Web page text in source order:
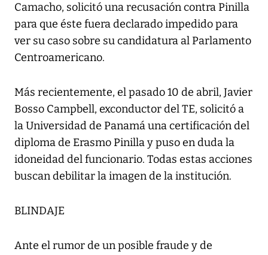
Camacho, solicitó una recusación contra Pinilla
para que éste fuera declarado impedido para
ver su caso sobre su candidatura al Parlamento
Centroamericano.
Más recientemente, el pasado 10 de abril, Javier
Bosso Campbell, exconductor del TE, solicitó a
la Universidad de Panamá una certificación del
diploma de Erasmo Pinilla y puso en duda la
idoneidad del funcionario. Todas estas acciones
buscan debilitar la imagen de la institución.
BLINDAJE
Ante el rumor de un posible fraude y de